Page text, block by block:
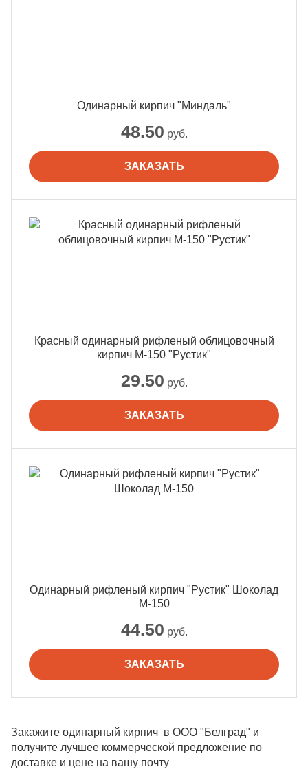
48.50 руб.
ЗАКАЗАТЬ
Одинарный кирпич "Миндаль"
29.50 руб.
ЗАКАЗАТЬ
Красный одинарный рифленый облицовочный
кирпич М-150 "Рустик"
44.50 руб.
ЗАКАЗАТЬ
Одинарный рифленый кирпич "Рустик" Шоколад
М-150
Закажите одинарный кирпич в ООО "Белград" и
получите лучшее коммерческой предложение по
доставке и цене на вашу почту